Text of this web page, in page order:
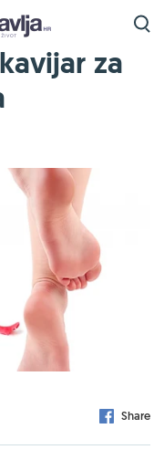
za
Share